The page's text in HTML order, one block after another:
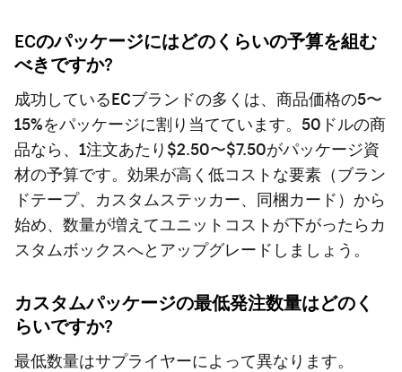
ECのパッケージにはどのくらいの予算を組む
べきですか?
成功しているECブランドの多くは、商品価格の5〜
15%をパッケージに割り当てています。50ドルの商
品なら、1注文あたり$2.50〜$7.50がパッケージ資
材の予算です。効果が高く低コストな要素（ブラン
ドテープ、カスタムステッカー、同梱カード）から
始め、数量が増えてユニットコストが下がったらカ
スタムボックスへとアップグレードしましょう。
カスタムパッケージの最低発注数量はどのく
らいですか?
最低数量はサプライヤーによって異なります。